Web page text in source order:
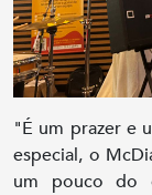
"É um prazer e
especial, o
um pouco do